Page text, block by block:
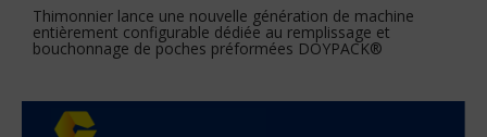
Thimonnier lance une nouvelle génération de machine
entièrement configurable dédiée au remplissage et
bouchonnage de poches préformées DOYPACK®